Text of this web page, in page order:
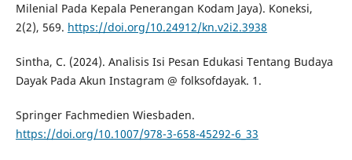
Milenial Pada Kepala Penerangan Kodam Jaya). Koneksi,
2(2), 569. https://doi.org/10.24912/kn.v2i2.3938
Sintha, C. (2024). Analisis Isi Pesan Edukasi Tentang Budaya
Dayak Pada Akun Instagram @ folksofdayak. 1.
Springer Fachmedien Wiesbaden.
https://doi.org/10.1007/978-3-658-45292-6_33